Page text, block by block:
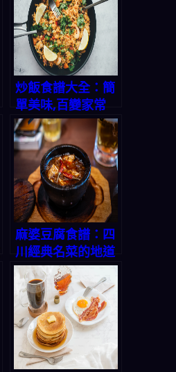
炒飯食譜大全：簡
單美味,百變家常
麻婆豆腐食譜：四
川經典名菜的地道
做法